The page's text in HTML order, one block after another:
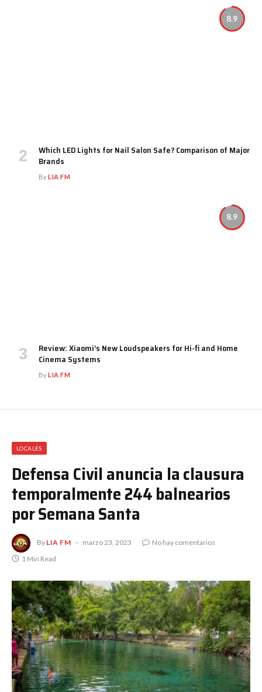
8.9
Which LED Lights for Nail Salon Safe? Comparison of Major
Brands
ByLIA FM
8.9
Review: Xiaomi’s New Loudspeakers for Hi-fi and Home
Cinema Systems
ByLIA FM
LOCALES
Defensa Civil anuncia la clausura
temporalmente 244 balnearios
por Semana Santa
By LIA FM marzo 23, 2023
No hay comentarios
1 Min Read